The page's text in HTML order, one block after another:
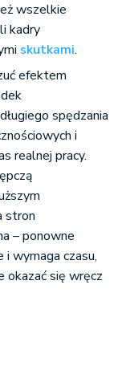
wszelkie
kadry
skutkami.
efektem
spędzania
i
realnej pracy.
stron
– ponowne
wymaga czasu,
okazać się wręcz